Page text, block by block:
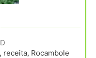
receita, Rocambole